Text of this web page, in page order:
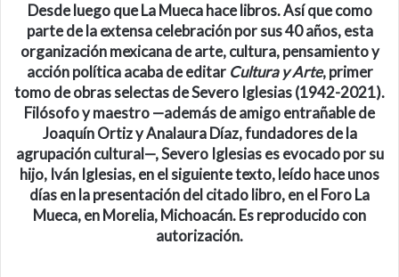
Desde luego que La Mueca hace libros. Así que como
parte de la extensa celebración por sus 40 años, esta
organización mexicana de arte, cultura, pensamiento y
acción política acaba de editar Cultura y Arte, primer
tomo de obras selectas de Severo Iglesias (1942-2021).
Filósofo y maestro —además de amigo entrañable de
Joaquín Ortiz y Analaura Díaz, fundadores de la
agrupación cultural—, Severo Iglesias es evocado por su
hijo, Iván Iglesias, en el siguiente texto, leído hace unos
días en la presentación del citado libro, en el Foro La
Mueca, en Morelia, Michoacán. Es reproducido con
autorización.